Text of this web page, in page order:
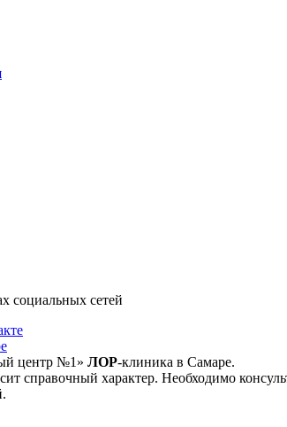
социальных сетей
центр №1» ЛОР-клиника в Самаре.
справочный характер. Необходимо